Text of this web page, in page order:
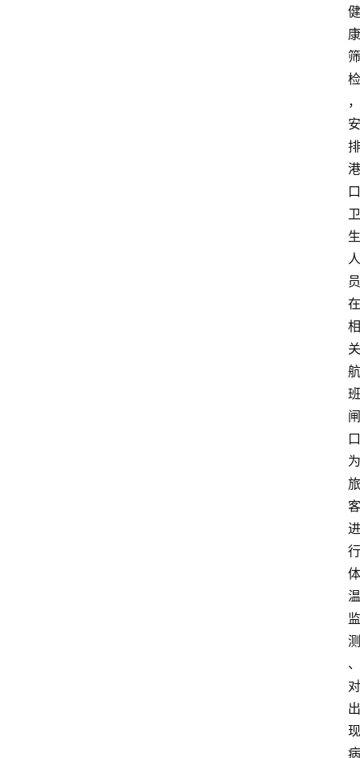
健
康
筛
检
，
安
排
港
口
卫
生
人
员
在
相
关
航
班
闸
口
为
旅
客
进
行
体
温
监
测
、
对
出
现
病